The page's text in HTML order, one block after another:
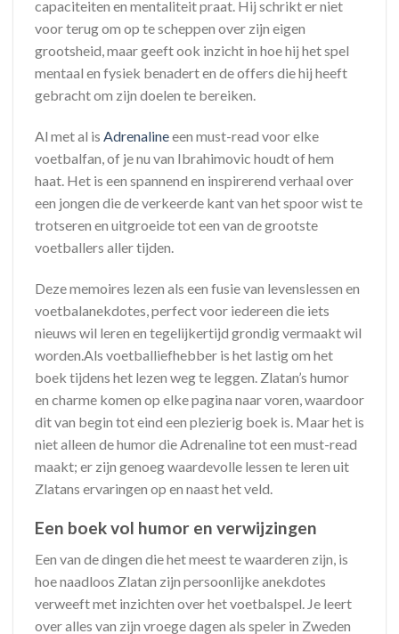
capaciteiten en mentaliteit praat. Hij schrikt er niet
voor terug om op te scheppen over zijn eigen
grootsheid, maar geeft ook inzicht in hoe hij het spel
mentaal en fysiek benadert en de offers die hij heeft
gebracht om zijn doelen te bereiken.
Al met al is Adrenalineeen must-read voor elke
voetbalfan, of je nu van Ibrahimovic houdt of hem
haat. Het is een spannend en inspirerend verhaal over
een jongen die de verkeerde kant van het spoor wist te
trotseren en uitgroeide tot een van de grootste
voetballers aller tijden.
Deze memoires lezen als een fusie van levenslessen en
voetbalanekdotes, perfect voor iedereen die iets
nieuws wil leren en tegelijkertijd grondig vermaakt wil
worden.Als voetballiefhebber is het lastig om het
boek tijdens het lezen weg te leggen. Zlatan’s humor
en charme komen op elke pagina naar voren, waardoor
dit van begin tot eind een plezierig boek is. Maar het is
niet alleen de humor die Adrenaline tot een must-read
maakt; er zijn genoeg waardevolle lessen te leren uit
Zlatans ervaringen op en naast het veld.
Een boek vol humor en verwijzingen
Een van de dingen die het meest te waarderen zijn, is
hoe naadloos Zlatan zijn persoonlijke anekdotes
verweeft met inzichten over het voetbalspel. Je leert
over alles van zijn vroege dagen als speler in Zweden